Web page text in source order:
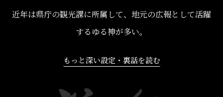
近年は県庁の観光課に所属して、地元の広報として活躍
するゆる神が多い。
もっと深い設定・裏話を読む